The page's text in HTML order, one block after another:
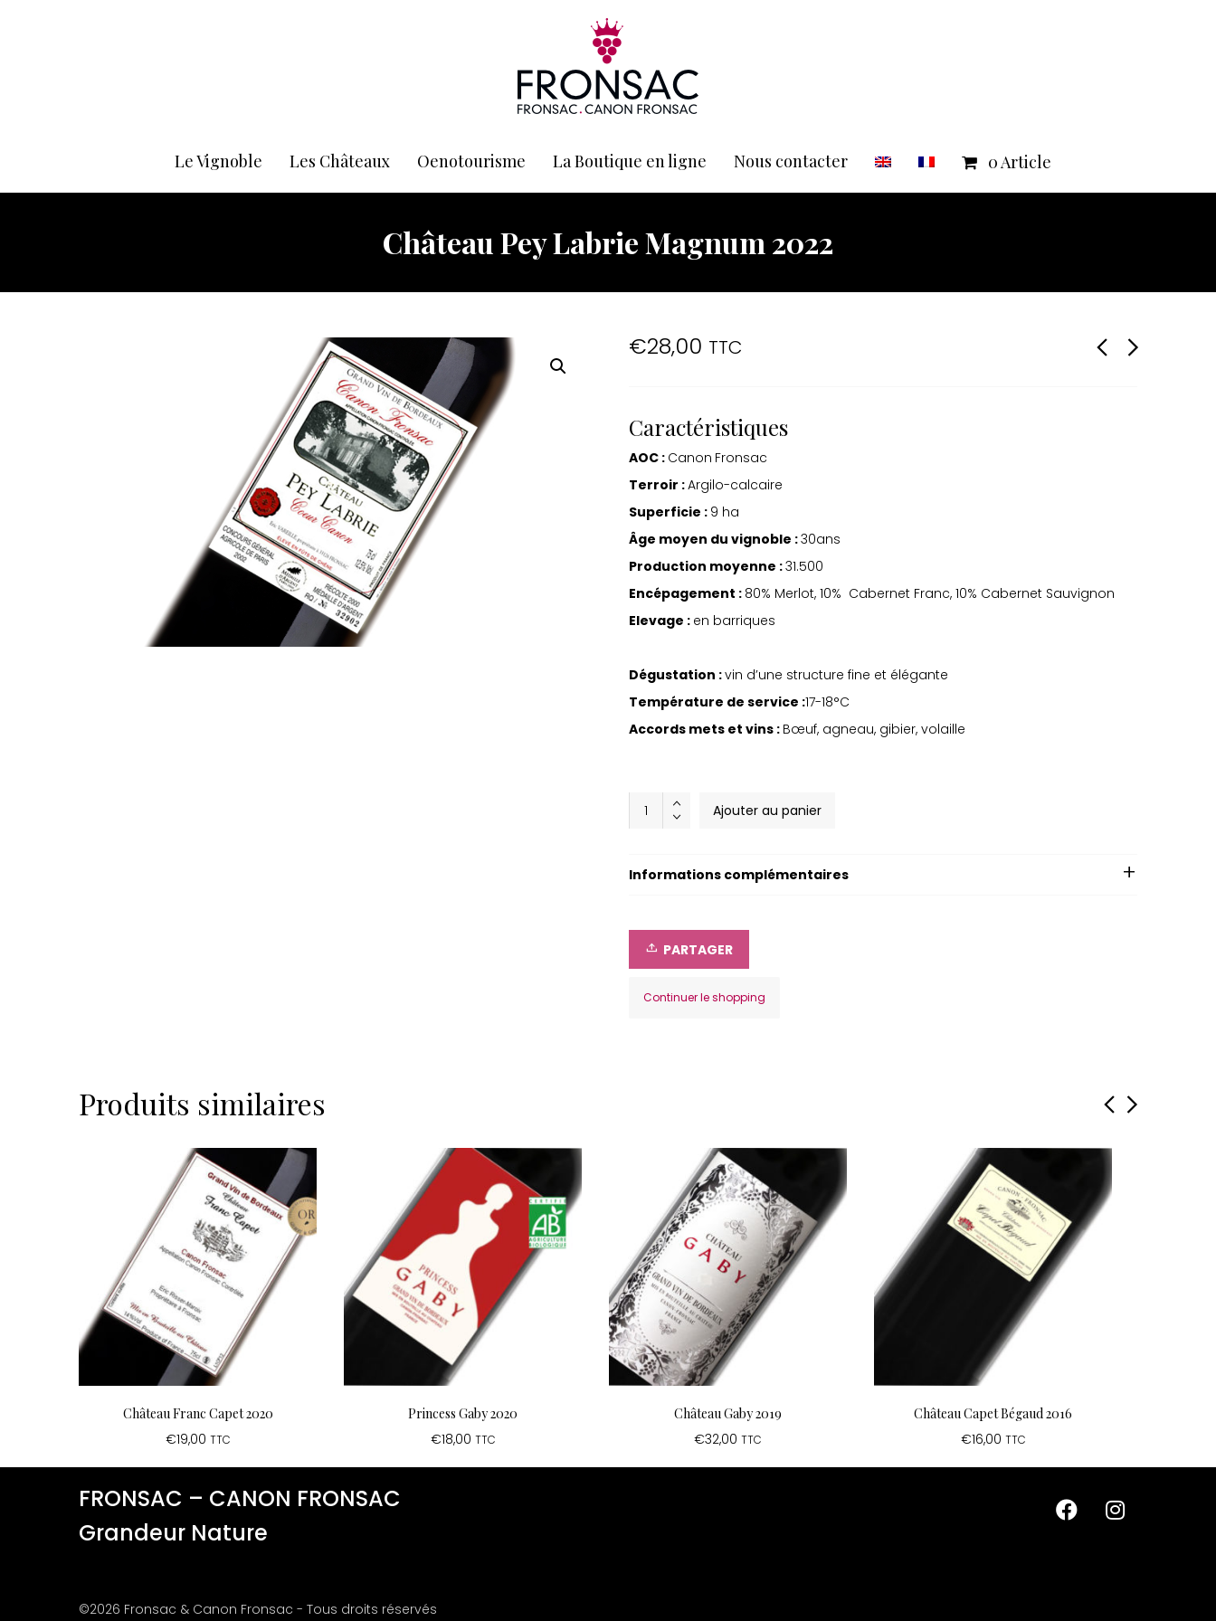
Le Vignoble Les Châteaux Oenotourisme La Boutique en ligne Nous contacter 0 Article
Château Pey Labrie Magnum 2022
€28,00 TTC
Caractéristiques
AOC : Canon Fronsac
Terroir :Argilo-calcaire
Superficie : 9 ha
Âge moyen du vignoble :30ans
Production moyenne :31.500
Encépagement : 80% Merlot, 10% Cabernet Franc, 10% Cabernet Sauvignon
Elevage : en barriques
Dégustation :vin d’une structure fine et élégante
Température de service :17-18°C
Accords mets et vins : Bœuf, agneau, gibier, volaille
Château
Pey
2022
Ajouter au panier
Informations complémentaires
PARTAGER
Continuer le shopping
Produits similaires
Château Franc Capet 2020
€19,00 TTC
Princess Gaby 2020
€18,00 TTC
Château Gaby 2019
€32,00 TTC
Château Capet Bégaud 2016
€16,00 TTC
FRONSAC – CANON FRONSAC
Grandeur Nature
©2026 Fronsac & Canon Fronsac - Tous droits réservés